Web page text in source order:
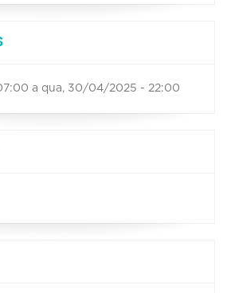
a qua, 30/04/2025 - 22:00